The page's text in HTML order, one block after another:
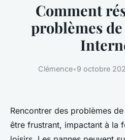
Comment
problèmes
Clémence•9 octobre
Rencontrer des problèmes
être frustrant, impactant à la